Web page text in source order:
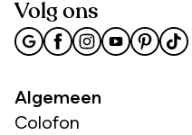
Volg ons
Algemeen
Colofon